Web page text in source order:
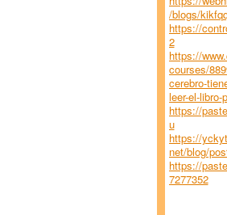
/blogs/
https://
2
https://
courses/
cerebro-
leer-el-libro-
https://
u
https://
net/blog/
https://
7277352